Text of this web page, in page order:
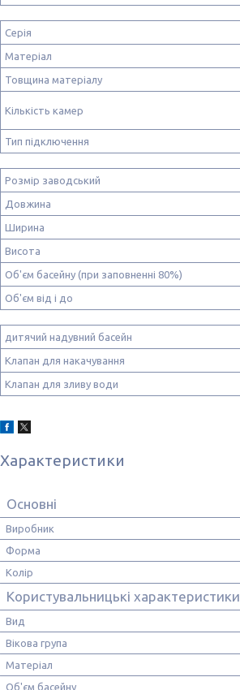
Серія
Матеріал
Товщина матеріалу
Кількість камер
Тип підключення
Розмір заводський
Довжина
Ширина
Висота
Об'єм басейну (при заповненні 80%)
Об'єм від і до
дитячий надувний басейн
Клапан для накачування
Клапан для зливу води
Характеристики
Основні
Виробник
Форма
Колір
Користувальницькі характеристики
Вид
Вікова група
Матеріал
Об'єм басейну